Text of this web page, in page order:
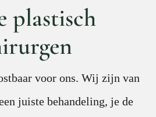
plastisch
voor ons. Wij zijn van
juiste behandeling, je de